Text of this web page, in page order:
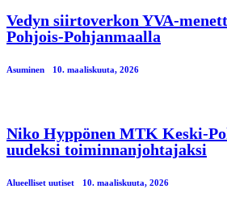
Vedyn siirtoverkon YVA-
Pohjois-Pohjanmaalla
Asuminen 10. maaliskuuta, 2026
Niko Hyppönen MTK Keski-
uudeksi toiminnanjohtajaksi
Alueelliset uutiset 10. maaliskuuta, 2026